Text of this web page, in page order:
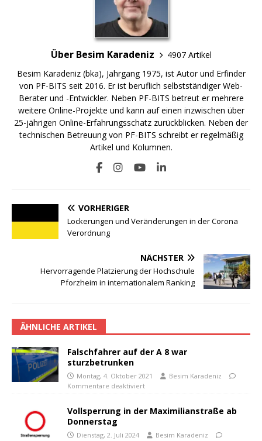
Über Besim Karadeniz
4907 Artikel
Besim Karadeniz (bka), Jahrgang 1975, ist Autor und Erfinder
von PF-BITS seit 2016. Er ist beruflich selbstständiger Web-
Berater und -Entwickler. Neben PF-BITS betreut er mehrere
weitere Online-Projekte und kann auf einen inzwischen über
25-jährigen Online-Erfahrungsschatz zurückblicken. Neben der
technischen Betreuung von PF-BITS schreibt er regelmäßig
Artikel und Kolumnen.
VORHERIGER
Lockerungen und Veränderungen in der Corona
Verordnung
NÄCHSTER
Hervorragende Platzierung der Hochschule
Pforzheim in internationalem Ranking
ÄHNLICHE ARTIKEL
Falschfahrer auf der A 8 war
sturzbetrunken
Montag, 4. Oktober 2021
Besim Karadeniz
Kommentare deaktiviert
Vollsperrung in der Maximilianstraße ab
Donnerstag
Dienstag, 2. Juli 2024
Besim Karadeniz